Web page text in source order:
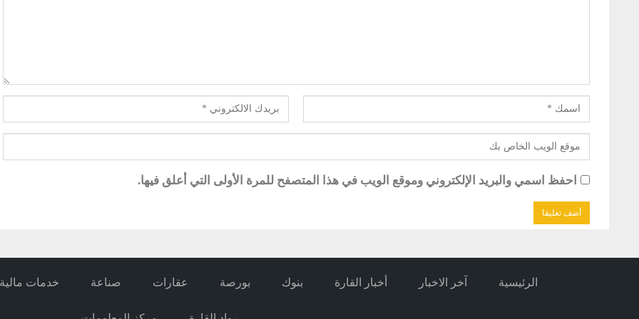
احفظ اسمي والبريد الإلكتروني وموقع الويب في هذا المتصفح للمرة الأولى التي أعلق فيها.
الرئيسية آخر الاخبار أخبار القارة بنوك بورصة عقارات صناعة خدمات مالية